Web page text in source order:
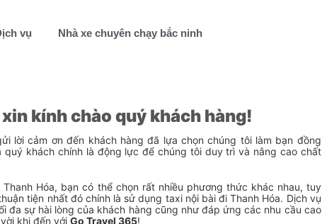
vụ
Nhà xe chuyên chạy bắc ninh
kính chào quý khách hàng!
lời cảm ơn đến khách hàng đã lựa chọn chúng tôi làm bạn đồng
quý khách chính là động lực để chúng tôi duy trì và nâng cao chất
Hóa, bạn có thể chọn rất nhiều phương thức khác nhau, tuy
tiện nhất đó chính là sử dụng taxi nội bài đi Thanh Hóa. Dịch vụ
đa sự hài lòng của khách hàng cũng như đáp ứng các nhu cầu cao
khi đến với Go Travel 365!